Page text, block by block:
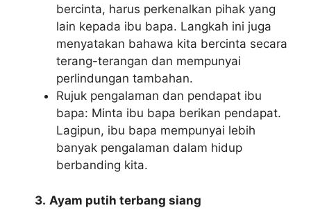
bercinta, harus perkenalkan pihak yang
lain kepada ibu bapa. Langkah ini juga
menyatakan bahawa kita bercinta secara
terang-terangan dan mempunyai
perlindungan tambahan.
Rujuk pengalaman dan pendapat ibu
bapa: Minta ibu bapa berikan pendapat.
Lagipun, ibu bapa mempunyai lebih
banyak pengalaman dalam hidup
berbanding kita.
3. Ayam putih terbang siang